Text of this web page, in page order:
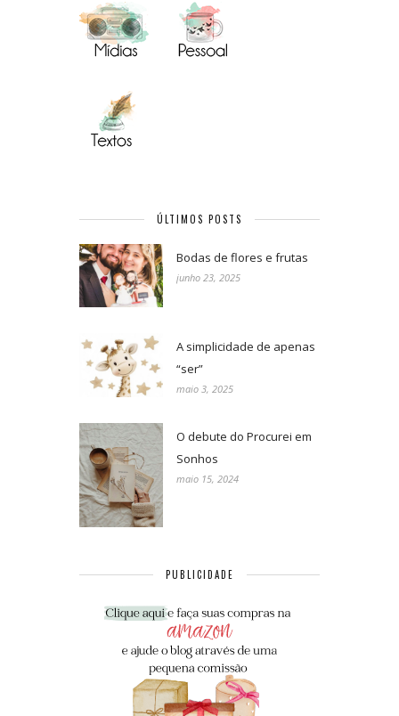
ÚLTIMOS POSTS
Bodas de flores e frutas
junho 23, 2025
A simplicidade de apenas
“ser”
maio 3, 2025
O debute do Procurei em
Sonhos
maio 15, 2024
PUBLICIDADE